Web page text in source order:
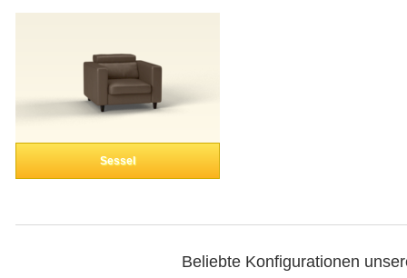
Sessel
Beliebte Konfigurationen